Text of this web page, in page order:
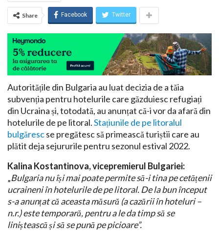
Share Facebook Twitter
Autoritățile din Bulgaria au luat decizia de a tăia
subvenția pentru hotelurile care găzduiesc refugiați
din Ucraina și, totodată, au anunțat că-i vor da afară din
hotelurile de pe litoral.Stațiunile de pe litoralul
bulgărescse pregătesc să primească turiștii care au
plătit deja sejururile pentru sezonul estival 2022.
Kalina Kostantinova, vicepremierul Bulgariei:
„Bulgaria nu își mai poate permite să-i tina pe cetățenii
ucraineni în hotelurile de pe litoral. De la bun început
s-a anunțat că aceasta măsură (a cazării în hoteluri –
n.r.) este temporară, pentru a le da timp să se
liniștească și să se pună pe picioare”.